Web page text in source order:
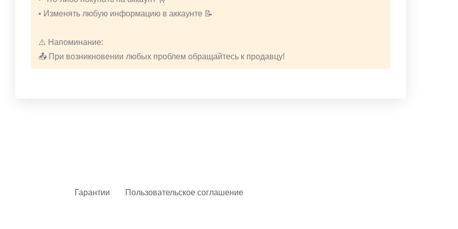
• Изменять любую информацию в аккаунте 📝
⚠️ Напоминание:
📤 При возникновении любых проблем обращайтесь к продавцу!
Гарантии Пользовательское соглашение